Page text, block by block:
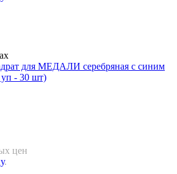
для МЕДАЛИ серебряная с синим
- 30 шт)
цен
.